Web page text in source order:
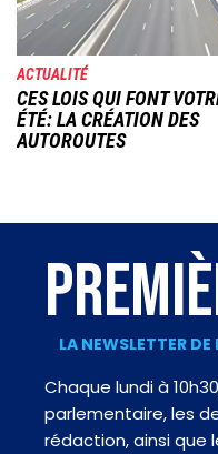
ACTUALITÉ
CES LOIS QUI FONT
ÉTÉ: LA CRÉATION DES
AUTOROUTES
LA NEWSLETTER
Chaque lundi à
parlementaire, les
rédaction, ainsi que